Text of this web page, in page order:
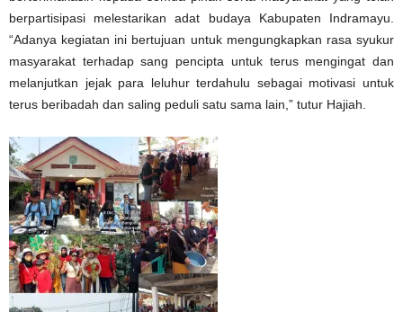
berpartisipasi melestarikan adat budaya Kabupaten Indramayu.
“Adanya kegiatan ini bertujuan untuk mengungkapkan rasa syukur
masyarakat terhadap sang pencipta untuk terus mengingat dan
melanjutkan jejak para leluhur terdahulu sebagai motivasi untuk
terus beribadah dan saling peduli satu sama lain,” tutur Hajiah.